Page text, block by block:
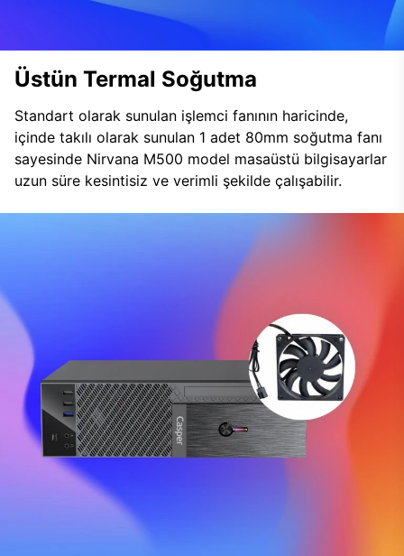
Üstün Termal Soğutma
Standart olarak sunulan işlemci fanının haricinde,
içinde takılı olarak sunulan 1 adet 80mm soğutma fanı
sayesinde Nirvana M500 model masaüstü bilgisayarlar
uzun süre kesintisiz ve verimli şekilde çalışabilir.